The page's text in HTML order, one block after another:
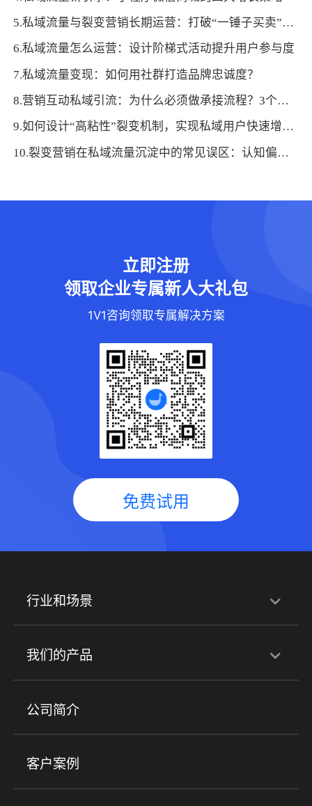
5.私域流量与裂变营销长期运营：打破“一锤子买卖”困局
6.私域流量怎么运营：设计阶梯式活动提升用户参与度
7.私域流量变现：如何用社群打造品牌忠诚度？
8.营销互动私域引流：为什么必须做承接流程？3个核心逻辑拆解
9.如何设计“高粘性”裂变机制，实现私域用户快速增长？
10.裂变营销在私域流量沉淀中的常见误区：认知偏差与纠正方法
立即注册
领取企业专属新人大礼包
1V1咨询领取专属解决方案
免费试用
行业和场景
行业解决方案
培训机构 职业技能培训 兴趣培训
金融行业
我们的产品
产品
小程序商城 ERP 企微SCRM
社群圈子
公司简介
客户案例